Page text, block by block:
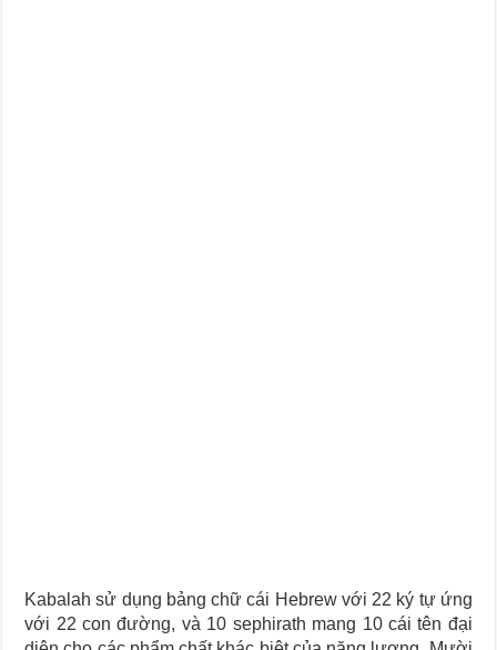
Kabalah sử dụng bảng chữ cái Hebrew với 22 ký tự ứng
với 22 con đường, và 10 sephirath mang 10 cái tên đại